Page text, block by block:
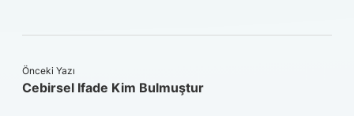
Önceki Yazı
Cebirsel Ifade Kim Bulmuştur